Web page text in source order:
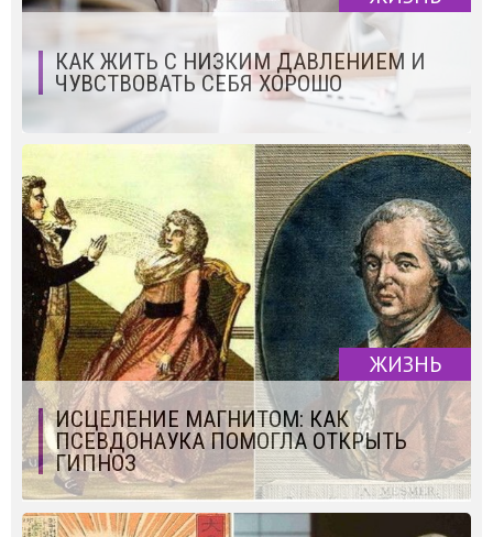
КАК ЖИТЬ С НИЗКИМ ДАВЛЕНИЕМ И
ЧУВСТВОВАТЬ СЕБЯ ХОРОШО
ЖИЗНЬ
ИСЦЕЛЕНИЕ МАГНИТОМ: КАК
ПСЕВДОНАУКА ПОМОГЛА ОТКРЫТЬ
ГИПНОЗ